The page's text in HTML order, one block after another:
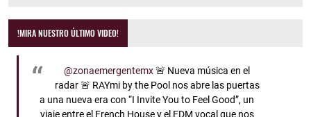
!MIRA NUESTRO ÚLTIMO VIDEO!
@zonaemergentemx🚨 Nueva música en el
radar 🚨 RAYmi by the Pool nos abre las puertas
a una nueva era con “I Invite You to Feel Good”, un